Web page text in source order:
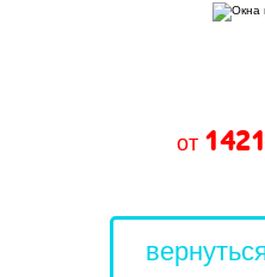
от